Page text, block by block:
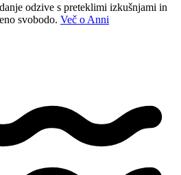
odzive s preteklimi izkušnjami in
svobodo. Več o Anni